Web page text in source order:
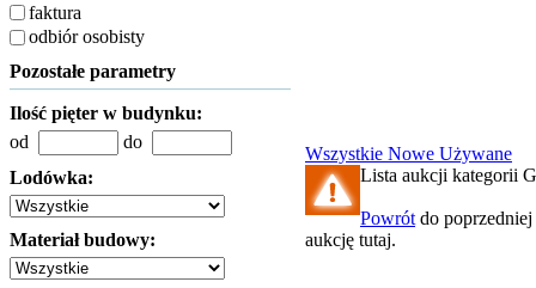
faktura
odbiór osobisty
Pozostałe parametry
Ilość pięter w budynku:
od
do
Lodówka:
Materiał budowy:
Wszystkie Nowe Używane
Lista aukcji kategorii
Powrót do
aukcję tutaj.